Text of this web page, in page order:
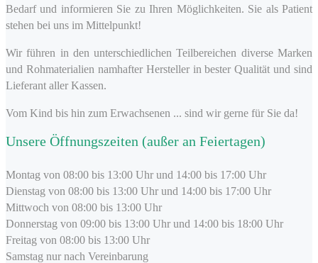
Bedarf und informieren Sie zu Ihren Möglichkeiten. Sie als Patient
stehen bei uns im Mittelpunkt!
Wir führen in den unterschiedlichen Teilbereichen diverse Marken
und Rohmaterialien namhafter Hersteller in bester Qualität und sind
Lieferant aller Kassen.
Vom Kind bis hin zum Erwachsenen ... sind wir gerne für Sie da!
Unsere Öffnungszeiten (außer an Feiertagen)
Montag von 08:00 bis 13:00 Uhr und 14:00 bis 17:00 Uhr
Dienstag von 08:00 bis 13:00 Uhr und 14:00 bis 17:00 Uhr
Mittwoch von 08:00 bis 13:00 Uhr
Donnerstag von 09:00 bis 13:00 Uhr und 14:00 bis 18:00 Uhr
Freitag von 08:00 bis 13:00 Uhr
Samstag nur nach Vereinbarung